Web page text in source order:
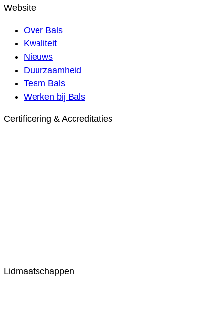
Website
Over Bals
Kwaliteit
Nieuws
Duurzaamheid
Team Bals
Werken bij Bals
Certificering & Accreditaties
Lidmaatschappen